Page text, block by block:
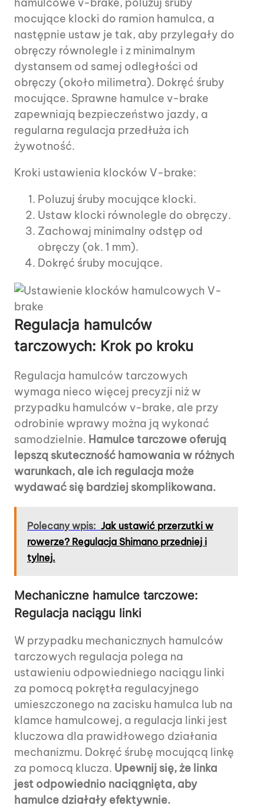
mocujące klocki do ramion hamulca, a
następnie ustaw je tak, aby przylegały do
obręczy równolegle i z minimalnym
dystansem od samej odległości od
obręczy (około milimetra). Dokręć śruby
mocujące. Sprawne hamulce v-brake
zapewniają bezpieczeństwo jazdy, a
regularna regulacja przedłuża ich
żywotność.
Kroki ustawienia klocków V-brake:
Poluzuj śruby mocujące klocki.
Ustaw klocki równolegle do obręczy.
Zachowaj minimalny odstęp od
obręczy (ok. 1 mm).
Dokręć śruby mocujące.
Regulacja hamulców
tarczowych: Krok po kroku
Regulacja hamulców tarczowych
wymaga nieco więcej precyzji niż w
przypadku hamulców v-brake, ale przy
odrobinie wprawy można ją wykonać
samodzielnie. Hamulce tarczowe oferują
lepszą skuteczność hamowania w różnych
warunkach, ale ich regulacja może
wydawać się bardziej skomplikowana.
Polecany wpis: Jak ustawić przerzutki w
rowerze? Regulacja Shimano przedniej i
tylnej.
Mechaniczne hamulce tarczowe:
Regulacja naciągu linki
W przypadku mechanicznych hamulców
tarczowych regulacja polega na
ustawieniu odpowiedniego naciągu linki
za pomocą pokrętła regulacyjnego
umieszczonego na zacisku hamulca lub na
klamce hamulcowej, a regulacja linki jest
kluczowa dla prawidłowego działania
mechanizmu. Dokręć śrubę mocującą linkę
za pomocą klucza. Upewnij się, że linka
jest odpowiednio naciągnięta, aby
hamulce działały efektywnie.